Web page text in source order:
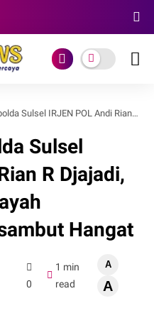
Andi Rian R Djajadi, S.I.K.,M.H. di Wilayah Kab.Soppeng, Disambut Hangat
Sulsel
R Djajadi,
Hangat
0
1 min
read
A
A